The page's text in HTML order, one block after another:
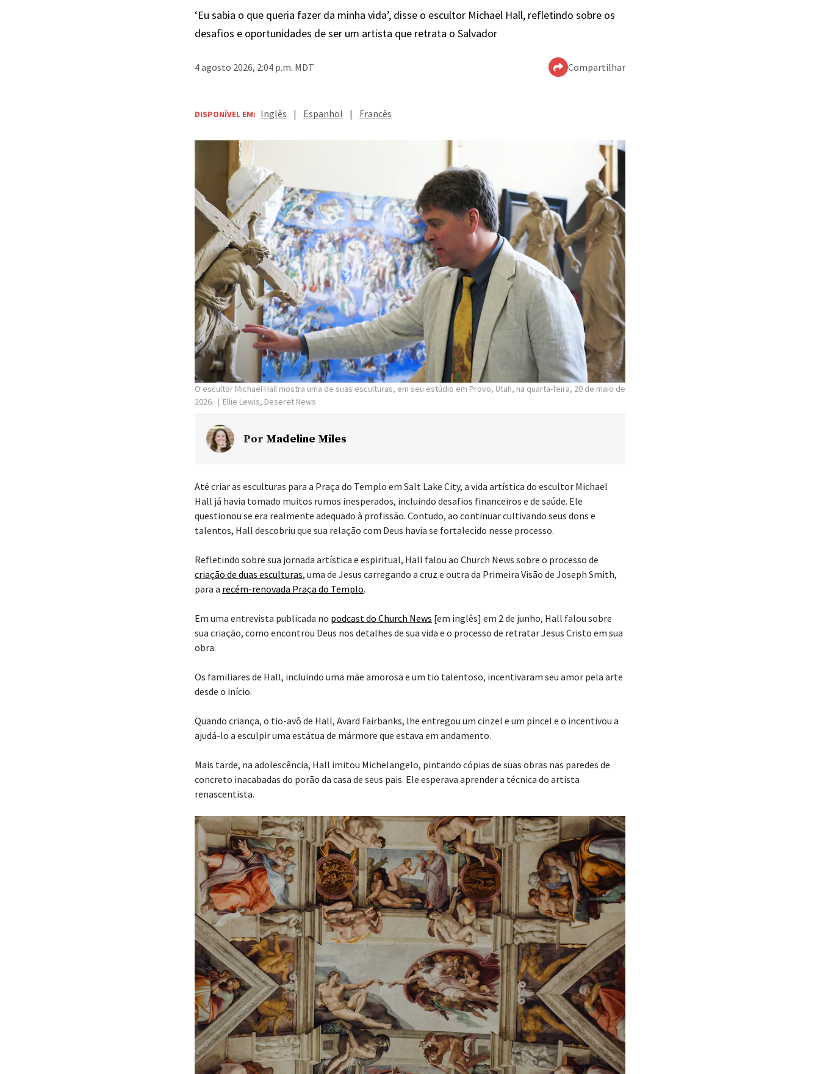
‘Eu sabia o que queria fazer da minha vida’, disse o escultor Michael Hall, refletindo sobre os
desafios e oportunidades de ser um artista que retrata o Salvador
4 agosto 2026, 2:04 p.m. MDT Compartilhar
DISPONÍVEL EM: Inglês | Espanhol | Francês
O escultor Michael Hall mostra uma de suas esculturas, em seu estúdio em Provo, Utah, na quarta-feira, 20 de maio de
2026.
Ellie Lewis, Deseret News
Por Madeline Miles
Até criar as esculturas para a Praça do Templo em Salt Lake City, a vida artística do escultor Michael
Hall já havia tomado muitos rumos inesperados, incluindo desafios financeiros e de saúde. Ele
questionou se era realmente adequado à profissão. Contudo, ao continuar cultivando seus dons e
talentos, Hall descobriu que sua relação com Deus havia se fortalecido nesse processo.
Refletindo sobre sua jornada artística e espiritual, Hall falou ao Church News sobre o processo de
criação de duas esculturas, uma de Jesus carregando a cruz e outra da Primeira Visão de Joseph Smith,
para a recém-renovada Praça do Templo.
Em uma entrevista publicada no podcast do Church News [em inglês] em 2 de junho, Hall falou sobre
sua criação, como encontrou Deus nos detalhes de sua vida e o processo de retratar Jesus Cristo em sua
obra.
Os familiares de Hall, incluindo uma mãe amorosa e um tio talentoso, incentivaram seu amor pela arte
desde o início.
Quando criança, o tio-avô de Hall, Avard Fairbanks, lhe entregou um cinzel e um pincel e o incentivou a
ajudá-lo a esculpir uma estátua de mármore que estava em andamento.
Mais tarde, na adolescência, Hall imitou Michelangelo, pintando cópias de suas obras nas paredes de
concreto inacabadas do porão da casa de seus pais. Ele esperava aprender a técnica do artista
renascentista.